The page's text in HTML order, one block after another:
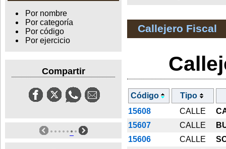
Por nombre
Por categoría
Por código
Por ejercicio
Compartir
Callejero Fiscal
Código
Tipo
15608
CALLE
15607
CALLE
15606
CALLE